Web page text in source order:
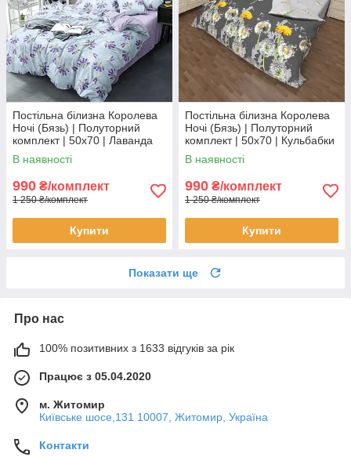
Постільна білизна Королева
Ночі (Бязь) | Полуторний
комплект | 50х70 | Лаванда
на блакитному
В наявності
990 ₴/комплект
1 250 ₴/комплект
Купити
Постільна білизна Королева
Ночі (Бязь) | Полуторний
комплект | 50х70 | Кульбабки
на сірому
В наявності
990 ₴/комплект
1 250 ₴/комплект
Купити
Показати ще
Про нас
100% позитивних з 1633 відгуків за рік
Працює з 05.04.2020
м. Житомир
Київське шосе,131 10007, Житомир, Україна
Контакти